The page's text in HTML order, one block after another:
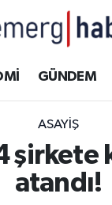
GÜNDEM
ASAYİŞ
şirkete
atandı!
Durumu
Vakitleri
Yoğunluk